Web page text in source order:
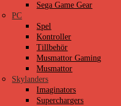
Sega Game Gear
PC
Spel
Kontroller
Tillbehör
Musmattor Gaming
Musmattor
Skylanders
Imaginators
Superchargers